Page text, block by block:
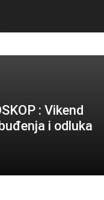
: Vikend
i odluka